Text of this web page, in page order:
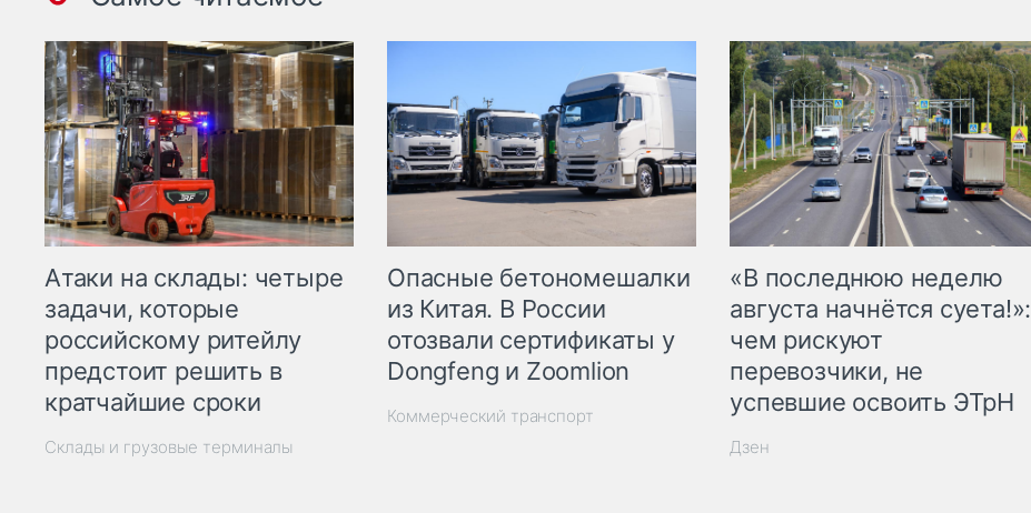
Атаки на склады: четыре
задачи, которые
российскому ритейлу
предстоит решить в
кратчайшие сроки
Склады и грузовые терминалы
Опасные бетономешалки
из Китая. В России
отозвали сертификаты у
Dongfeng и Zoomlion
Коммерческий транспорт
«В последнюю неделю
августа начнётся суета!»:
чем рискуют
перевозчики, не
успевшие освоить ЭТрН
Дзен